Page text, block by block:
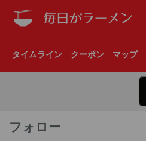
タイムライン クーポン マップ
フォロー